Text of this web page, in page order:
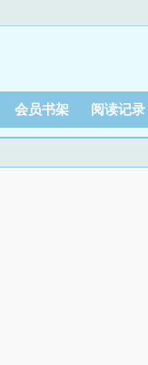
会员书架 阅读记录